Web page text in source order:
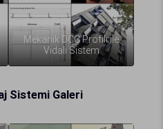
Mekanik DCC Profili ile
Vidalı Sistem
Sistemi Galeri